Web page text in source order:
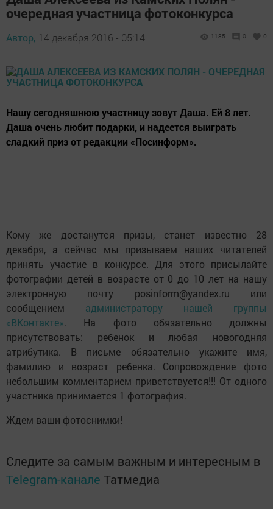
очередная участница фотоконкурса
Автор, 14 декабря 2016 - 05:14 1185 0 0
Нашу сегодняшнюю участницу зовут Даша. Ей 8 лет.
Даша очень любит подарки, и надеется выиграть
сладкий приз от редакции «Посинформ».
Кому же достанутся призы, станет известно 28
декабря, а сейчас мы призываем наших читателей
принять участие в конкурсе. Для этого присылайте
фотографии детей в возрасте от 0 до 10 лет на нашу
электронную почту posinform@yandex.ru или
сообщением администратору нашей группы
«ВКонтакте». На фото обязательно должны
присутствовать: ребенок и любая новогодняя
атрибутика. В письме обязательно укажите имя,
фамилию и возраст ребенка. Сопровождение фото
небольшим комментарием приветствуется!!! От одного
участника принимается 1 фотография.
Ждем ваши фотоснимки!
Следите за самым важным и интересным в
Telegram-канале Татмедиа